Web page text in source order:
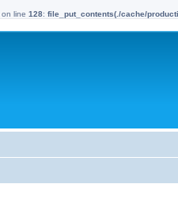
on line 128: file_put_contents(./cache/